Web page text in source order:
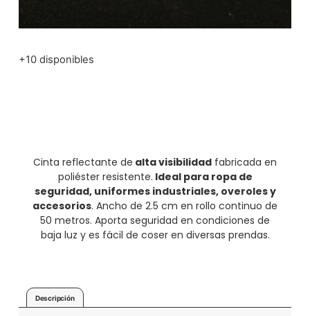
+10 disponibles
Cinta reflectante de alta visibilidad fabricada en
poliéster resistente. Ideal para ropa de
seguridad, uniformes industriales, overoles y
accesorios. Ancho de 2.5 cm en rollo continuo de
50 metros. Aporta seguridad en condiciones de
baja luz y es fácil de coser en diversas prendas.
Descripción